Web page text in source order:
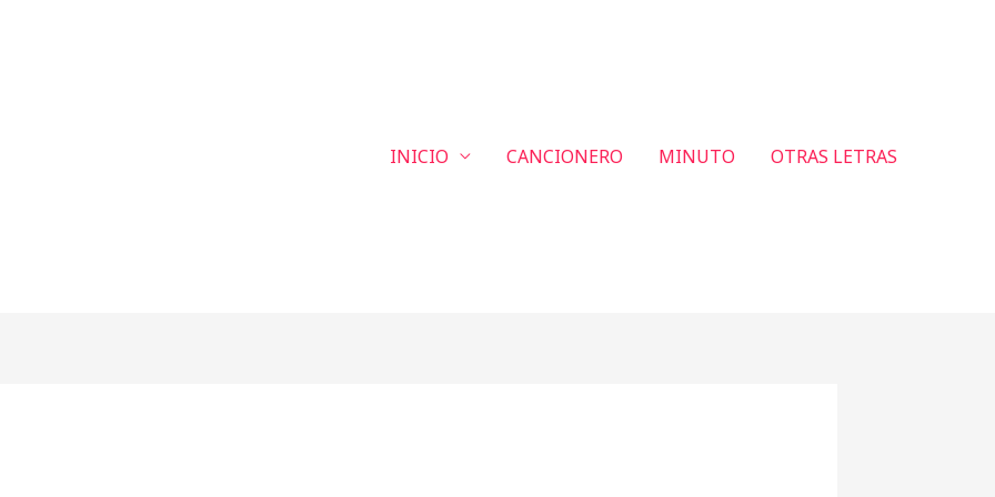
INICIO CANCIONERO MINUTO OTRAS LETRAS